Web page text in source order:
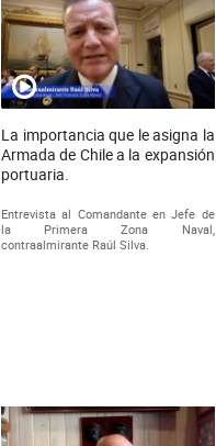
La importancia que le asigna la
Armada de Chile a la expansión
portuaria.
Entrevista al Comandante en Jefe de
la Primera Zona Naval,
contraalmirante Raúl Silva.